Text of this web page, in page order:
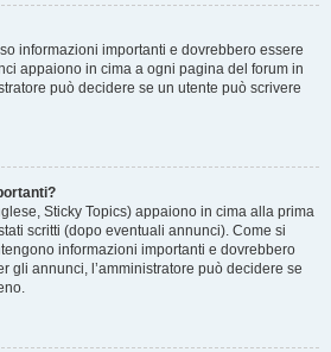
informazioni importanti e dovrebbero essere
appaiono in cima a ogni pagina del forum in
può decidere se un utente può scrivere
Sticky Topics) appaiono in cima alla prima
scritti (dopo eventuali annunci). Come si
informazioni importanti e dovrebbero
gli annunci, l’amministratore può decidere se